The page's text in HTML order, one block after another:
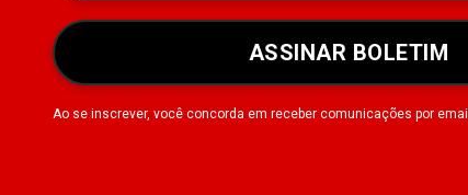
ASSINAR BOLETIM
Ao se inscrever, você concorda em receber comunicações por email.